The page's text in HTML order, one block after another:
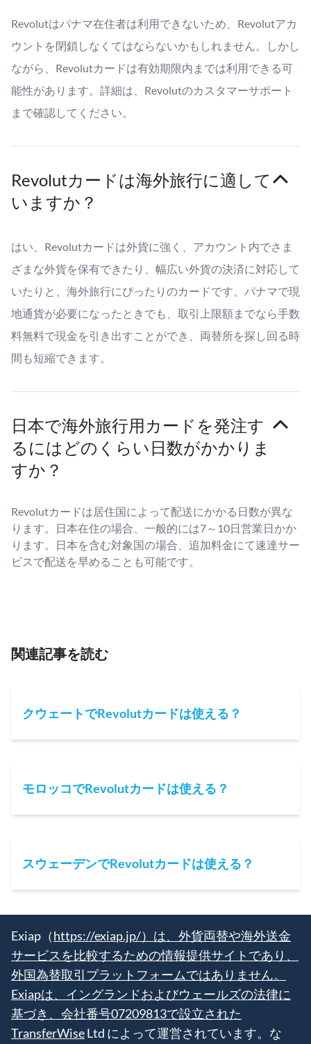
Revolutはパナマ在住者は利用できないため、Revolutアカ
ウントを閉鎖しなくてはならないかもしれません。しかし
ながら、Revolutカードは有効期限内までは利用できる可
能性があります。詳細は、Revolutのカスタマーサポート
まで確認してください。
Revolutカードは海外旅行に適して
いますか？
はい、Revolutカードは外貨に強く、アカウント内でさま
ざまな外貨を保有できたり、幅広い外貨の決済に対応して
いたりと、海外旅行にぴったりのカードです。パナマで現
地通貨が必要になったときでも、取引上限額までなら手数
料無料で現金を引き出すことができ、両替所を探し回る時
間も短縮できます。
日本で海外旅行用カードを発注す
るにはどのくらい日数がかかりま
すか？
Revolutカードは居住国によって配送にかかる日数が異な
ります。日本在住の場合、一般的には7～10日営業日かか
ります。日本を含む対象国の場合、追加料金にて速達サー
ビスで配送を早めることも可能です。
関連記事を読む
クウェートでRevolutカードは使える？
モロッコでRevolutカードは使える？
スウェーデンでRevolutカードは使える？
Exiap（https://exiap.jp/）は、外貨両替や海外送金
サービスを比較するための情報提供サイトであり、
外国為替取引プラットフォームではありません。
Exiapは、イングランドおよびウェールズの法律に
基づき、会社番号07209813で設立された
TransferWiseLtd によって運営されています。な